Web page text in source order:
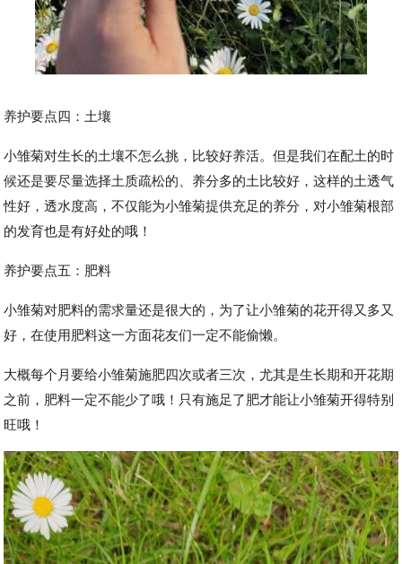
养护要点四：土壤
小雏菊对生长的土壤不怎么挑，比较好养活。但是我们在配土的时
候还是要尽量选择土质疏松的、养分多的土比较好，这样的土透气
性好，透水度高，不仅能为小雏菊提供充足的养分，对小雏菊根部
的发育也是有好处的哦！
养护要点五：肥料
小雏菊对肥料的需求量还是很大的，为了让小雏菊的花开得又多又
好，在使用肥料这一方面花友们一定不能偷懒。
大概每个月要给小雏菊施肥四次或者三次，尤其是生长期和开花期
之前，肥料一定不能少了哦！只有施足了肥才能让小雏菊开得特别
旺哦！